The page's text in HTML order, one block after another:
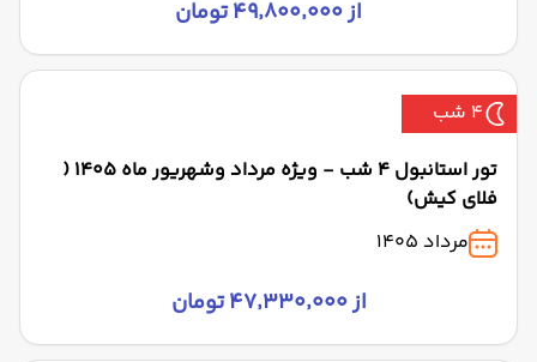
از ۴۹٬۸۰۰٬۰۰۰ تومان
4 شب
تور استانبول 4 شب - ویژه مرداد وشهریور ماه 1405 (
فلای کیش)
مرداد 1405
از ۴۷٬۳۳۰٬۰۰۰ تومان